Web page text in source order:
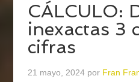
CÁLCULO:
inexactas 3
cifras
21 mayo, 2024 por Fran